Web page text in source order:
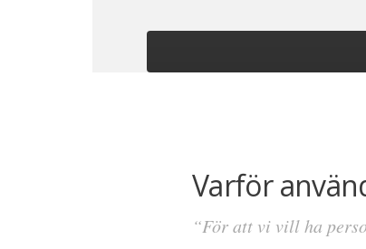
Varför
“För att vi vill ha